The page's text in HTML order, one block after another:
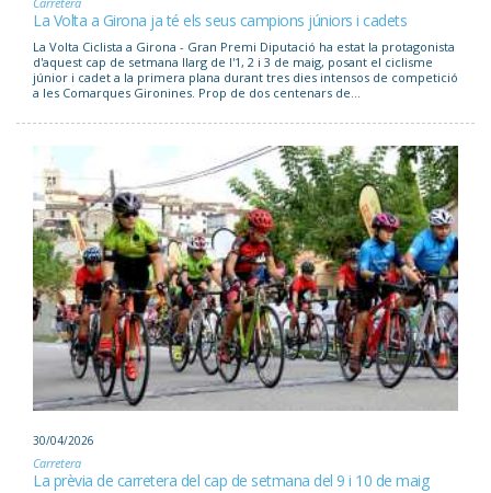
La Volta a Girona ja té els seus campions júniors i cadets
La Volta Ciclista a Girona - Gran Premi Diputació ha estat la protagonista
d'aquest cap de setmana llarg de l'1, 2 i 3 de maig, posant el ciclisme
júnior i cadet a la primera plana durant tres dies intensos de competició
a les Comarques Gironines. Prop de dos centenars de...
30/04/2026
Carretera
La prèvia de carretera del cap de setmana del 9 i 10 de maig